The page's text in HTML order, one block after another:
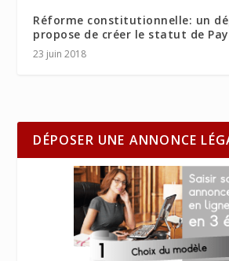
Réforme constitutionnelle: un
propose de créer le statut de
23 juin 2018
DÉPOSER UNE ANNONCE